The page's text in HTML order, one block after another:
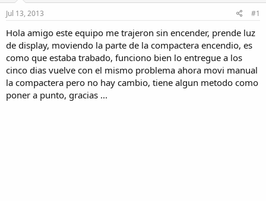
n
c
i
o
Jul 13, 2013 #1
Hola amigo este equipo me trajeron sin encender, prende luz
de display, moviendo la parte de la compactera encendio, es
como que estaba trabado, funciono bien lo entregue a los
cinco dias vuelve con el mismo problema ahora movi manual
la compactera pero no hay cambio, tiene algun metodo como
poner a punto, gracias ...